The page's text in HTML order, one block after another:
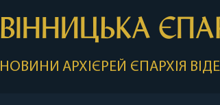
ВІННИЦЬКА
НОВИНИ АРХІЄРЕЙ ЄПАРХІЯ